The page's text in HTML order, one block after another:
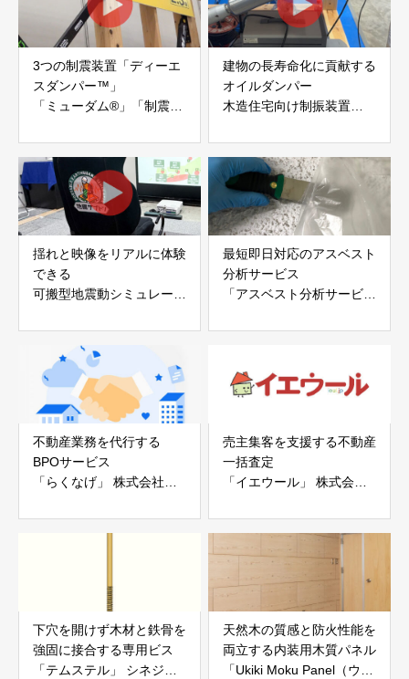
3つの制震装置「ディーエ
スダンパー™」
「ミューダム®」「制震テ
アイディールブレーン株式
会社
建物の長寿命化に貢献する
オイルダンパー
木造住宅向け制振装置
株式会社evoltz
揺れと映像をリアルに体験
できる
可搬型地震動シミュレータ
白山工業株式会社
最短即日対応のアスベスト
分析サービス
「アスベスト分析サービ
不動産業務を代行する
BPOサービス
「らくなげ」 株式会社い
売主集客を支援する不動産
一括査定
「イエウール」 株式会社
下穴を開けず木材と鉄骨を
強固に接合する専用ビス
「テムステル」 シネジッ
天然木の質感と防火性能を
両立する内装用木質パネル
「Ukiki Moku Panel（ウキ